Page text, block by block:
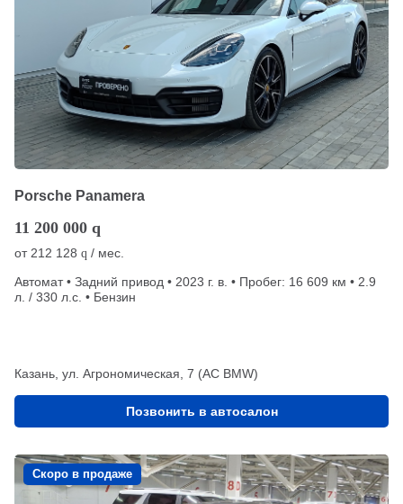
Porsche Panamera
11 200 000 q
от 212 128 q / мес.
Автомат • Задний привод • 2023 г. в. • Пробег: 16 609 км • 2.9
л. / 330 л.с. • Бензин
Казань, ул. Агрономическая, 7 (АС BMW)
Позвонить в автосалон
Скоро в продаже